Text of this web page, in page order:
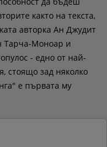
както на текста,
авторка Ан Джудит
Тарча-Моноар и
- едно от най-
стоящо зад няколко
е първата му